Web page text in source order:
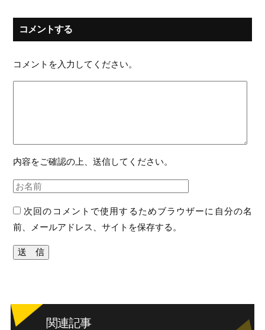
コメントする
コメントを入力してください。
内容をご確認の上、送信してください。
次回のコメントで使用するためブラウザーに自分の名
前、メールアドレス、サイトを保存する。
関連記事